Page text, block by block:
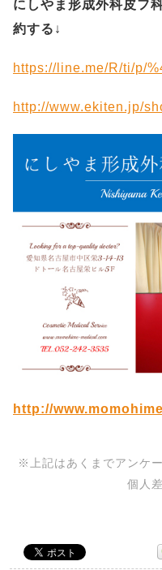
にしやま形成外科皮フ
約する ↓
https://line.me/R/ti/p/
http://www.ekiten.jp/
http://
※上記はあくまでアンケ
個人